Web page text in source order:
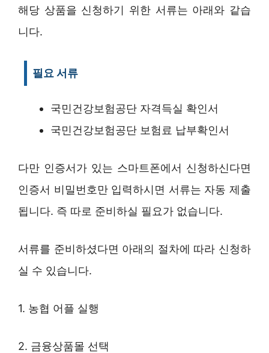
해당 상품을 신청하기 위한 서류는 아래와 같습
니다.
필요 서류
국민건강보험공단 자격득실 확인서
국민건강보험공단 보험료 납부확인서
다만 인증서가 있는 스마트폰에서 신청하신다면
인증서 비밀번호만 입력하시면 서류는 자동 제출
됩니다. 즉 따로 준비하실 필요가 없습니다.
서류를 준비하셨다면 아래의 절차에 따라 신청하
실 수 있습니다.
1. 농협 어플 실행
2. 금융상품몰 선택